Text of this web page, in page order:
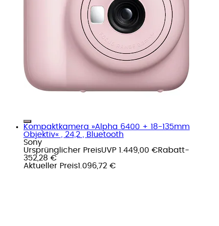
Kompaktkamera »Alpha 6400 + 18-135mm
Objektiv« , 24,2 , Bluetooth
Sony
Ursprünglicher PreisUVP 1.449,00 €Rabatt-
352,28 €
Aktueller Preis1.096,72 €